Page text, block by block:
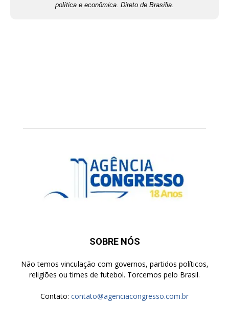
política e econômica. Direto de Brasília.
SOBRE NÓS
Não temos vinculação com governos, partidos políticos,
religiões ou times de futebol. Torcemos pelo Brasil.
Contato: contato@agenciacongresso.com.br